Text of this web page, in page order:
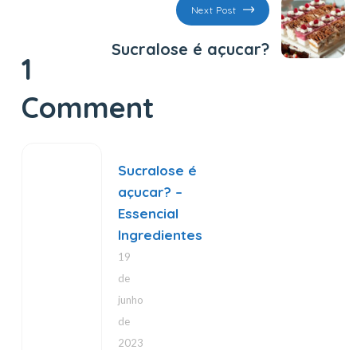
Next Post
Sucralose é açucar?
1
Comment
Sucralose é
açucar? –
Essencial
Ingredientes
19
de
junho
de
2023